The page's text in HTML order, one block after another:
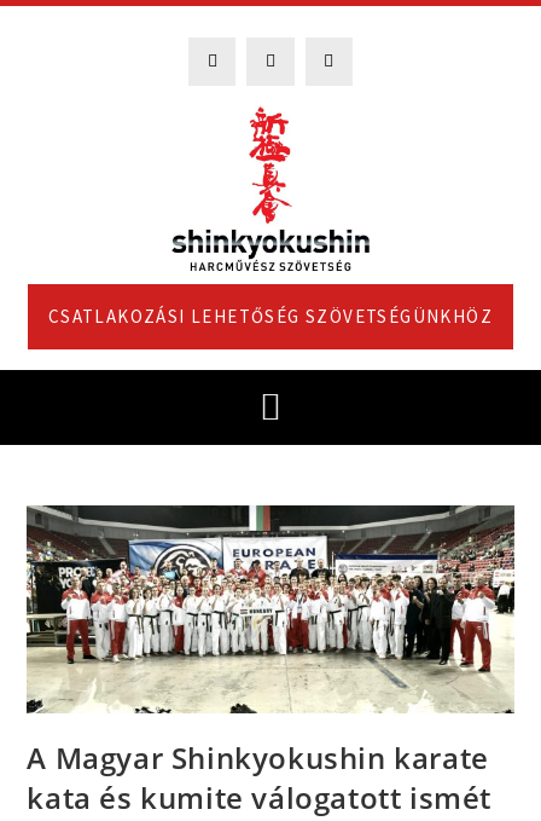
CSATLAKOZÁSI LEHETŐSÉG SZÖVETSÉGÜNKHÖZ
A Magyar Shinkyokushin karate
kata és kumite válogatott ismét